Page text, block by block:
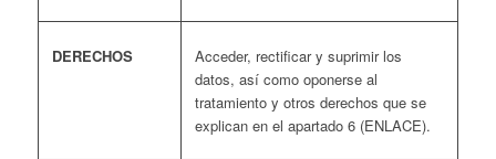
DERECHOS
Acceder, rectificar y suprimir los
datos, así como oponerse al
tratamiento y otros derechos que se
explican en el apartado 6 (ENLACE).